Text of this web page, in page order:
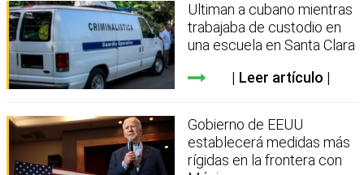
Ultiman a cubano mientras
trabajaba de custodio en
una escuela en Santa Clara
Leer artículo
Gobierno de EEUU
establecerá medidas más
rígidas en la frontera con